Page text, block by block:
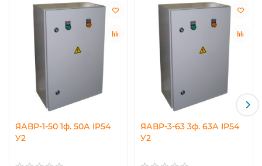
ЯАВР-1-50 1ф. 50А IP54
У2
ЯАВР-3-63 3ф. 63А IP54
У2